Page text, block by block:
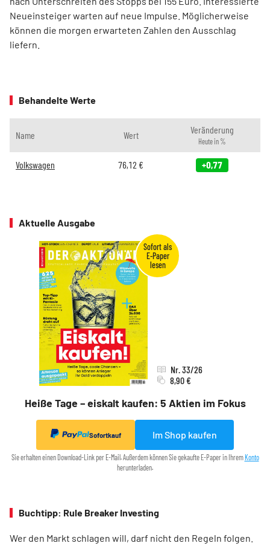
Neueinsteiger warten auf neue Impulse. Möglicherweise
können die morgen erwarteten Zahlen den Ausschlag
liefern.
Behandelte Werte
Name Wert Veränderung
Heute in %
Volkswagen 76,12 € +0,77
Aktuelle Ausgabe
Heiße Tage – eiskalt kaufen: 5 Aktien im Fokus
Nr. 33/26
8,90 €
Sofortkauf Im Shop kaufen
Sie erhalten einen Download-Link per E-Mail. Außerdem können Sie gekaufte E-Paper in Ihrem Konto
herunterladen.
Buchtipp: Rule Breaker Investing
Wer den Markt schlagen will, darf nicht den Regeln folgen.